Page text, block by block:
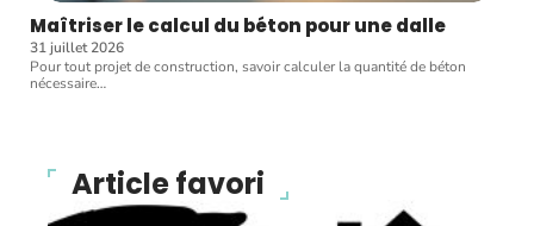
Maîtriser le calcul du béton pour une dalle
31 juillet 2026
Pour tout projet de construction, savoir calculer la quantité de béton
nécessaire…
Article favori